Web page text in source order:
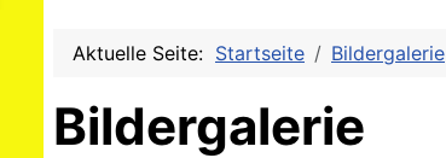
Aktuelle Seite: Startseite Bildergalerie
Bildergalerie